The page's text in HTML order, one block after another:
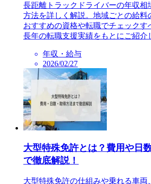
長距離トラックドライバーの年収相
方法を詳しく解説。地域ごとの給料
おすすめの資格や転職でチェックす
長年の転職支援実績をもとにご紹介
年収・給与
2026/02/27
大型特殊免許とは？費用や日
で徹底解説！
大型特殊免許の仕組みや乗れる車両